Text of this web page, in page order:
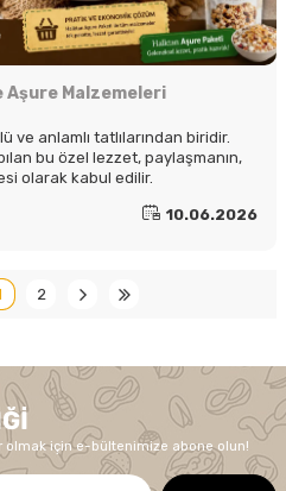
Aşure Malzemeleri
ve anlamlı tatlılarından biridir.
bu özel lezzet, paylaşmanın,
olarak kabul edilir.
10.06.2026
2
olmak için e-bültenimize abone olun!